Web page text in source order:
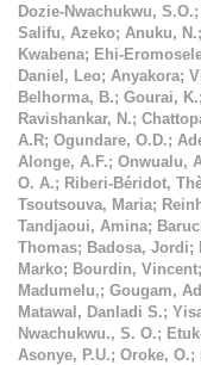
Dozie-Nwachukwu, S.O.;
Salifu, Azeko; Anuku, N.;
Kwabena; Ehi-
Daniel, Leo; Anyakora;
Belhorma, B.; Gourai, K.;
Ravishankar, N.;
A.R; Ogundare, O.D.;
Alonge, A.F.; Onwualu,
O. A.; Riberi-Béridot,
Tsoutsouva, Maria;
Tandjaoui, Amina;
Thomas; Badosa, Jordi;
Marko; Bourdin, Vincent;
Madumelu,; Gougam,
Matawal, Danladi S.;
Nwachukwu., S. O.;
Asonye, P.U.; Oroke, O.;